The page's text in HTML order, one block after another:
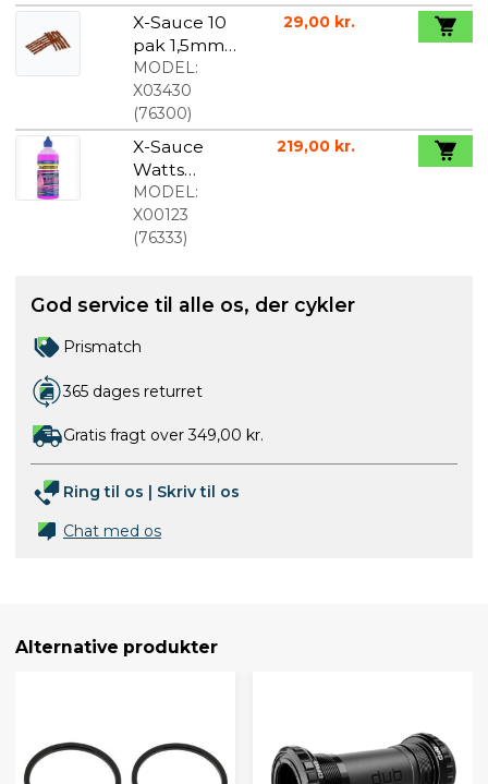
X-Sauce 10
pak 1,5mm
plugs til
tubeless
dæktætnin
g
MODEL:
X03430
(76300)
29,00 kr.
X-Sauce
Watts
Kædeolie
500ml
MODEL:
X00123
(76333)
219,00 kr.
God service til alle os, der cykler
Prismatch
365 dages returret
Gratis fragt over 349,00 kr.
Ring til os | Skriv til os
Chat med os
Alternative produkter